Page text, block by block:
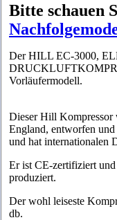
Bitte schauen
Der HILL EC-3000,
Vorläufermodell.
Dieser Hill
England, entworfen und
und hat internationalen
Er ist CE-zertifiziert und
produziert.
Der wohl leiseste
db.